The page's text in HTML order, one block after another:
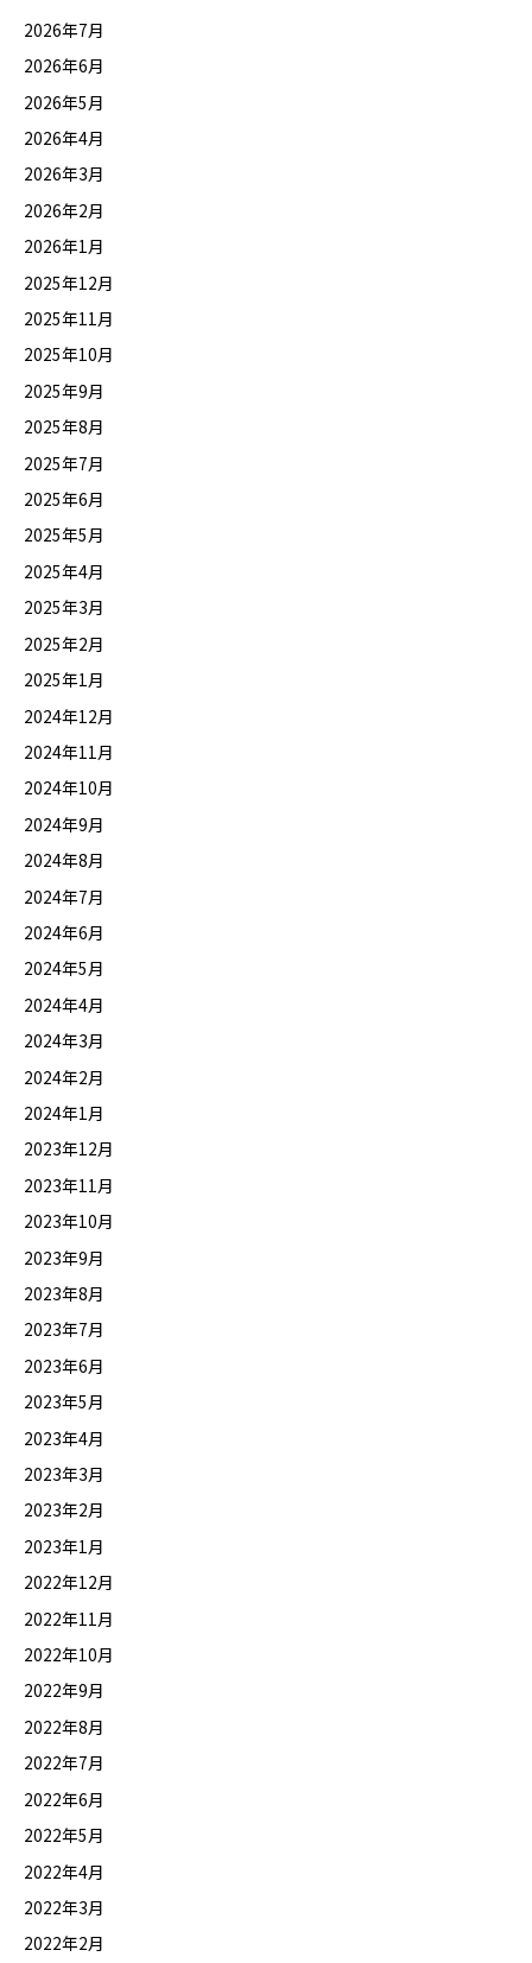
2026年7月
2026年6月
2026年5月
2026年4月
2026年3月
2026年2月
2026年1月
2025年12月
2025年11月
2025年10月
2025年9月
2025年8月
2025年7月
2025年6月
2025年5月
2025年4月
2025年3月
2025年2月
2025年1月
2024年12月
2024年11月
2024年10月
2024年9月
2024年8月
2024年7月
2024年6月
2024年5月
2024年4月
2024年3月
2024年2月
2024年1月
2023年12月
2023年11月
2023年10月
2023年9月
2023年8月
2023年7月
2023年6月
2023年5月
2023年4月
2023年3月
2023年2月
2023年1月
2022年12月
2022年11月
2022年10月
2022年9月
2022年8月
2022年7月
2022年6月
2022年5月
2022年4月
2022年3月
2022年2月